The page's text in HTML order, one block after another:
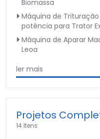
Biomassa
Máquina de
potência para Trator
Máquina de Aparar
Leoa
ler mais
Projetos
14 Itens